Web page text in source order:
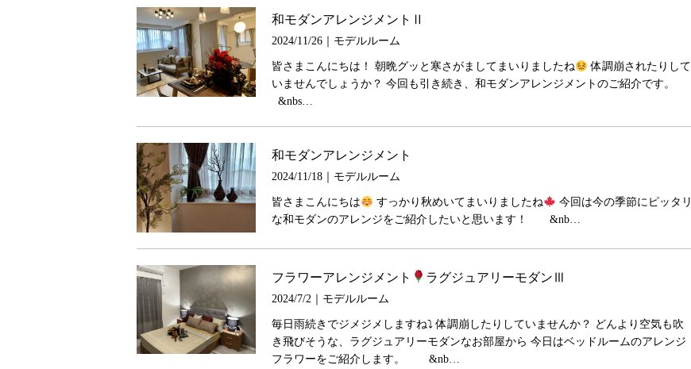
和モダンアレンジメントⅡ
2024/11/26｜モデルルーム
皆さまこんにちは！ 朝晩グッと寒さがましてまいりましたね
体調崩されたりして
いませんでしょうか？ 今回も引き続き、和モダンアレンジメントのご紹介です。
&nbs…
和モダンアレンジメント
2024/11/18｜モデルルーム
皆さまこんにちは すっかり秋めいてまいりましたね
今回は今の季節にピッタリ
な和モダンのアレンジをご紹介したいと思います！ &nb…
フラワーアレンジメント ラグジュアリーモダンⅢ
2024/7/2｜モデルルーム
毎日雨続きでジメジメしますね⤵︎ 体調崩したりしていませんか？ どんより空気も吹
き飛びそうな、ラグジュアリーモダンなお部屋から 今日はベッドルームのアレンジ
フラワーをご紹介します。 &nb…